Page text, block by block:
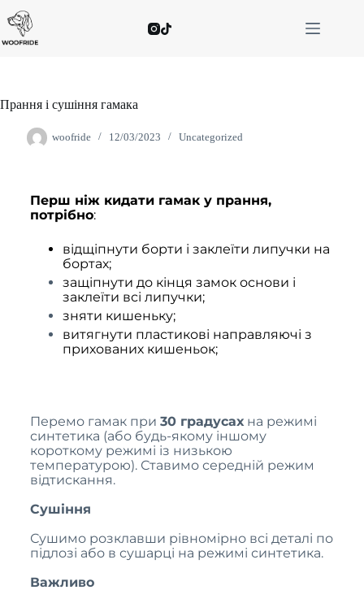
Прання і сушіння гамака
woofride 12/03/2023 Uncategorized
Перш ніж кидати гамак у прання,
потрібно:
відщіпнути борти і заклеїти липучки на
бортах;
защіпнути до кінця замок основи і
заклеїти всі липучки;
зняти кишеньку;
витягнути пластикові направляючі з
прихованих кишеньок;
Перемо гамак при 30 градусахна режимі
синтетика (або будь-якому іншому
короткому режимі із низькою
температурою). Ставимо середній режим
відтискання.
Сушіння
Сушимо розклавши рівномірно всі деталі по
підлозі або в сушарці на режимі синтетика.
Важливо